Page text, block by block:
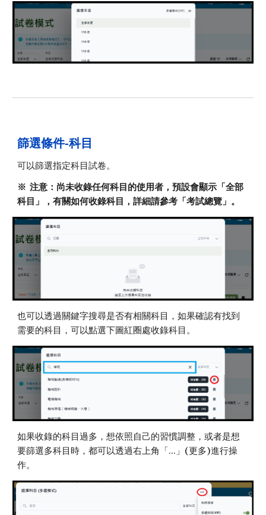
篩選條件-科目
可以篩選指定科目試卷。
※ 注意：尚未收錄任何科目的使用者，預設會顯示「全部
科目」，有關如何收錄科目，詳細請參考「考試總覽」。
也可以透過關鍵字搜尋是否有相關科目，如果確認有找到
需要的科目，可以點選下圖紅圈處收錄科目。
如果收錄的科目過多，想依照自己的習慣調整，或者是想
要篩選多科目時，都可以透過右上角「...」(更多)進行操
作。